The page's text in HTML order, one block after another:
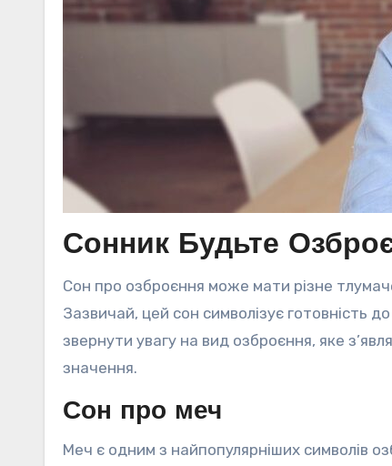
Сонник Будьте
Сон про озброєння може мати різне
Зазвичай, цей сон символізує
звернути увагу на вид озброєння, яке
значення.
Сон про меч
Меч є одним з найпопулярніших символів